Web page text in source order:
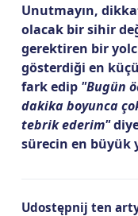
Unutmayın,
olacak bir sihir
gerektiren bir
gösterdiği en
fark edip "Bugün
dakika boyunca
tebrik ederim"
sürecin en büyük
Udostępnij ten